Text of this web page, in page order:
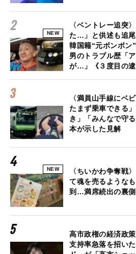
NEW
〈ベントレー追突
た…」と供述も追
韓国籍“元ボンボン
男のトラブル歴「
が…」《３度目の逮
〈満員山手線にベ
たまず乗車できる
き」「みんなで守
本が示した見解
NEW
〈ちいかわ争奪戦
て魂を売るような
到…満席続出の裏側
高市政権の経済政
支持率急落を招い